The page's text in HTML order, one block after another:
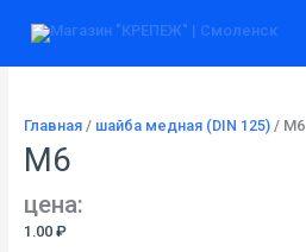
Главная/ шайба медная (DIN 125)/ М6
М6
цена:
1.00 ₽
товара